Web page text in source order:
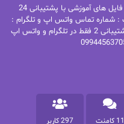
فرهمند
اسحقی
پرهام رسولی
سایت اخودان مرجع کامل رمان و کتاب و فایل های آموزشی با پشتیبانی 24
: شماره تماس واتس اپ و تلگرام :
عباس علی میرزائی 09221706572 شماره پشتیبانی 2 فقط در تلگرام و واتس اپ
11 کامنت 297 کاربر